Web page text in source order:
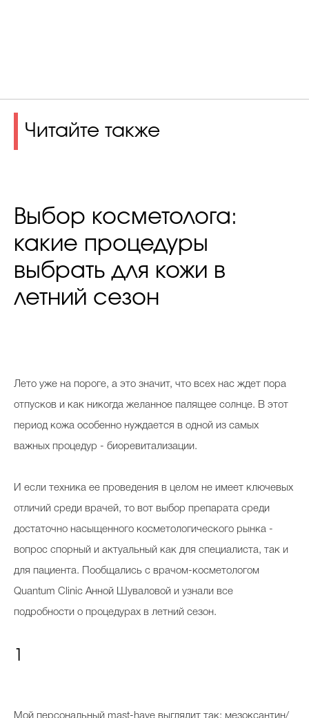
Читайте также
Выбор косметолога:
какие процедуры
выбрать для кожи в
летний сезон
Лето уже на пороге, а это значит, что всех нас ждет пора
отпусков и как никогда желанное палящее солнце. В этот
период кожа особенно нуждается в одной из самых
важных процедур - биоревитализации.
И если техника ее проведения в целом не имеет ключевых
отличий среди врачей, то вот выбор препарата среди
достаточно насыщенного косметологического рынка -
вопрос спорный и актуальный как для специалиста, так и
для пациента. Пообщались с врачом-косметологом
Quantum Clinic Анной Шуваловой и узнали все
подробности о процедурах в летний сезон.